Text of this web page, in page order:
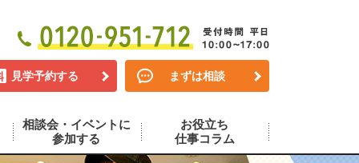
見学予約する まずは相談
相談会・イベントに
参加する
お役立ち
仕事コラム